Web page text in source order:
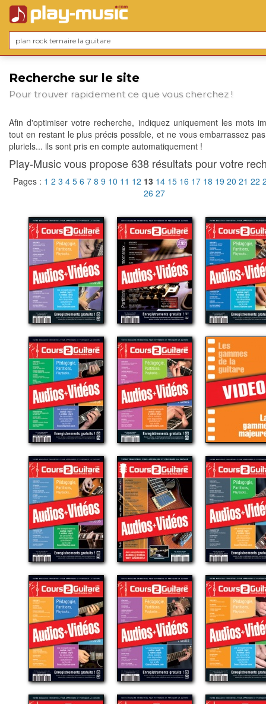
Recherche sur le site
Pour trouver rapidement ce que vous cherchez !
Afin d'optimiser votre recherche, indiquez uniquement les mots
tout en restant le plus précis possible, et ne vous embarrassez
pluriels... ils sont pris en compte automatiquement !
Play-Music vous propose 638 résultats pour votre
Pages : 1 2 3 4 5 6 7 8 9 10 11 12 13 14 15 16 17 18 19 20 21 22
26 27